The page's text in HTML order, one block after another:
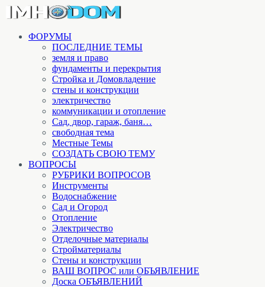
ФОРУМЫ
ПОСЛЕДНИЕ ТЕМЫ
земля и право
фундаменты и перекрытия
Стройка и Домовладение
стены и конструкции
электричество
коммуникации и отопление
Cад, двор, гараж, баня…
свободная тема
Местные Темы
СОЗДАТЬ СВОЮ ТЕМУ
ВОПРОСЫ
РУБРИКИ ВОПРОСОВ
Инструменты
Водоснабжение
Сад и Огород
Отопление
Электричество
Отделочные материалы
Стройматериалы
Стены и конструкции
ВАШ ВОПРОС или ОБЪЯВЛЕНИЕ
Доска ОБЪЯВЛЕНИЙ